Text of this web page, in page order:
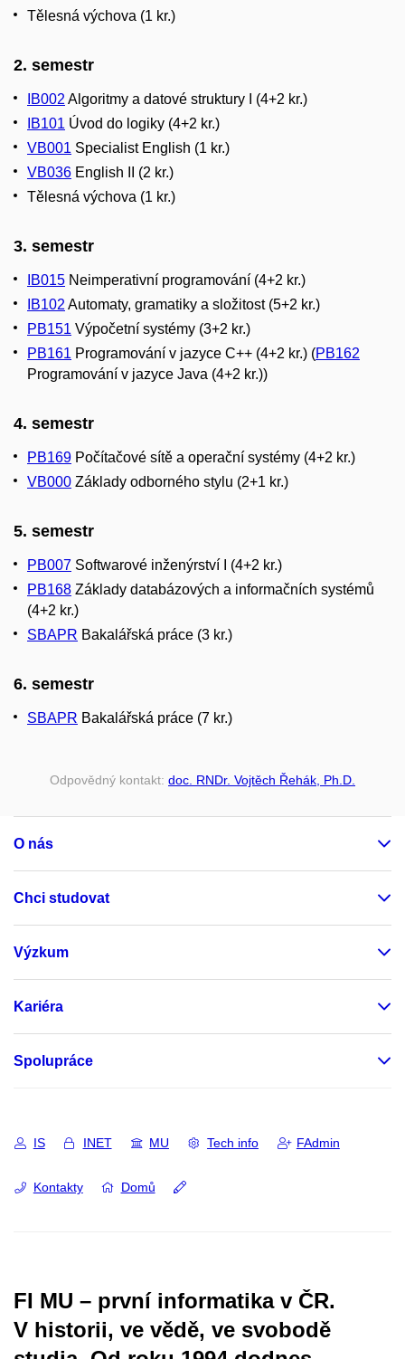
Tělesná výchova (1 kr.)
2. semestr
IB002 Algoritmy a datové struktury I (4+2 kr.)
IB101 Úvod do logiky (4+2 kr.)
VB001 Specialist English (1 kr.)
VB036 English II (2 kr.)
Tělesná výchova (1 kr.)
3. semestr
IB015 Neimperativní programování (4+2 kr.)
IB102 Automaty, gramatiky a složitost (5+2 kr.)
PB151 Výpočetní systémy (3+2 kr.)
PB161 Programování v jazyce C++ (4+2 kr.) (PB162
Programování v jazyce Java (4+2 kr.))
4. semestr
PB169 Počítačové sítě a operační systémy (4+2 kr.)
VB000 Základy odborného stylu (2+1 kr.)
5. semestr
PB007 Softwarové inženýrství I (4+2 kr.)
PB168 Základy databázových a informačních systémů
(4+2 kr.)
SBAPR Bakalářská práce (3 kr.)
6. semestr
SBAPR Bakalářská práce (7 kr.)
Odpovědný kontakt: doc. RNDr. Vojtěch Řehák, Ph.D.
O nás
Chci studovat
Výzkum
Kariéra
Spolupráce
IS INET MU Tech info FAdmin
Kontakty Domů
FI MU – první informatika v ČR.
V historii, ve vědě, ve svobodě